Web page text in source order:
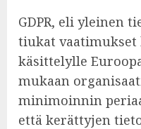
GDPR, eli yleinen
tiukat
käsittelylle
mukaan
minimoinnin
että kerättyjen